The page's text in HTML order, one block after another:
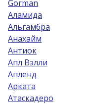
Gorman
Аламида
Альгамбра
Анахайм
Антиок
Апл Вэлли
Апленд
Арката
Атаскадеро